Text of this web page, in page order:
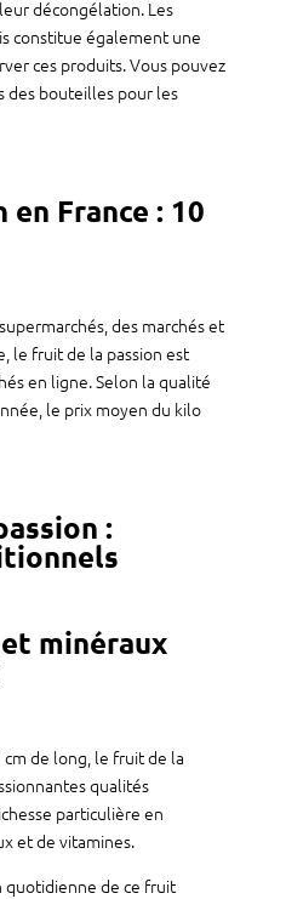
décongélation. Les
constitue également une
ces produits. Vous pouvez
des bouteilles pour les
en France : 10
des marchés et
le fruit de la passion est
en ligne. Selon la qualité
le prix moyen du kilo
:
minéraux
cm de long, le fruit de la
qualités
particulière en
et de vitamines.
quotidienne de ce fruit